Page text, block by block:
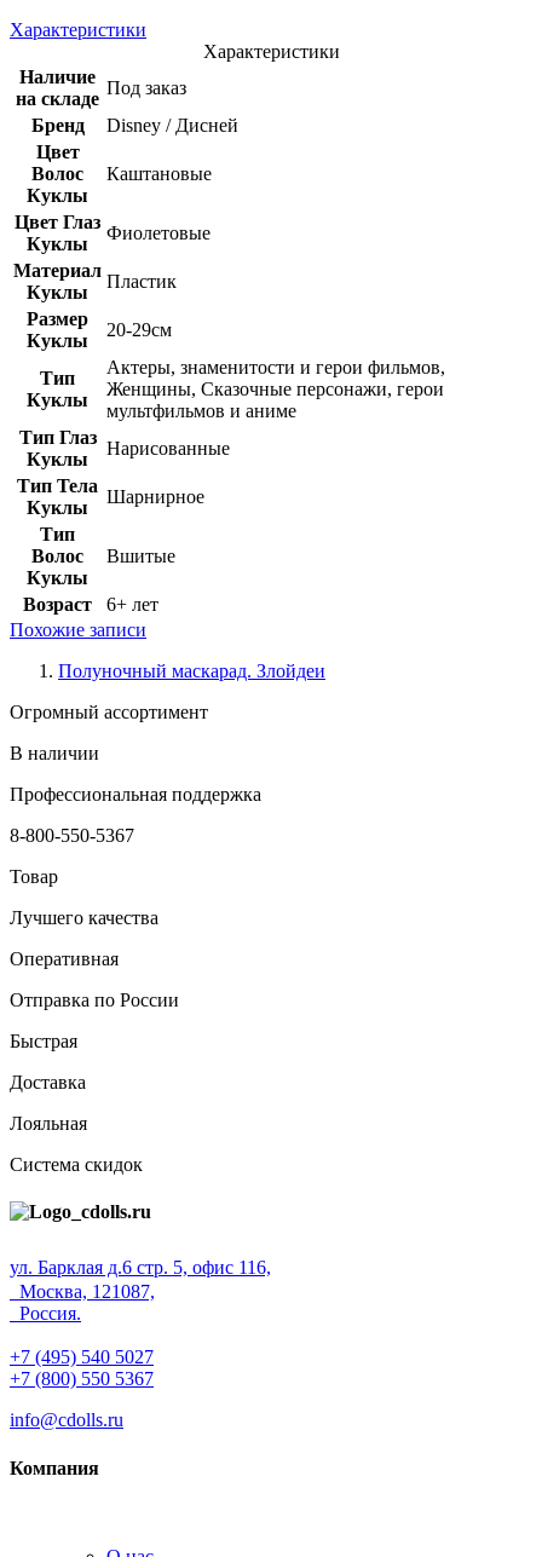
Характеристики
Характеристики
Наличие
на складе
Под заказ
Бренд
Disney / Дисней
Цвет
Волос
Куклы
Каштановые
Цвет Глаз
Куклы
Фиолетовые
Материал
Куклы
Пластик
Размер
Куклы
20-29см
Тип
Куклы
Актеры, знаменитости и герои фильмов,
Женщины, Сказочные персонажи, герои
мультфильмов и аниме
Тип Глаз
Куклы
Нарисованные
Тип Тела
Куклы
Шарнирное
Тип
Волос
Куклы
Вшитые
Возраст
6+ лет
Похожие записи
Полуночный маскарад. Злойдеи
Огромный ассортимент
В наличии
Профессиональная поддержка
8-800-550-5367
Товар
Лучшего качества
Оперативная
Отправка по России
Быстрая
Доставка
Лояльная
Система скидок
ул. Барклая д.6 стр. 5, офис 116,
Москва, 121087,
Россия.
+7 (495) 540 5027
+7 (800) 550 5367
info@cdolls.ru
Компания